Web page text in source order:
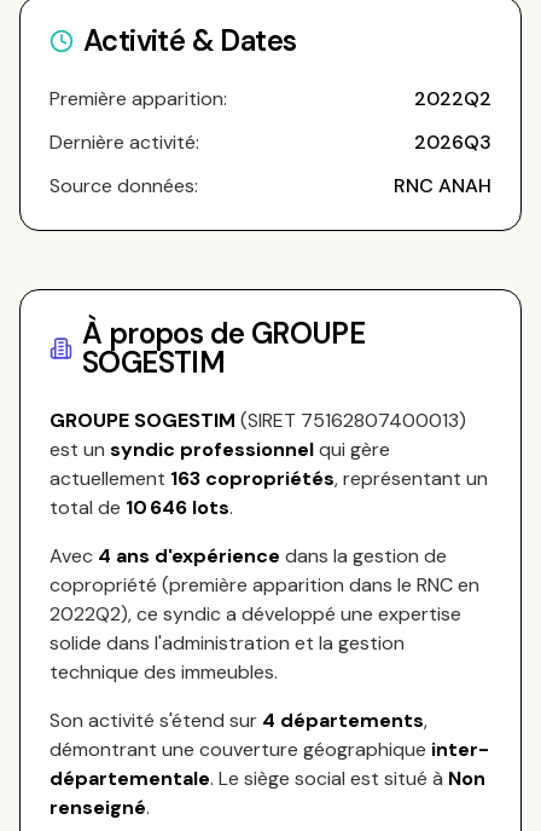
Activité & Dates
Première apparition:
2022Q2
Dernière activité:
2026Q3
Source données:
RNC ANAH
À propos de GROUPE
SOGESTIM
GROUPE SOGESTIM (SIRET 75162807400013)
est un syndic professionnelqui gère
actuellement 163 copropriétés, représentant un
total de 10 646 lots.
Avec 4 ans d'expérience dans la gestion de
copropriété (première apparition dans le RNC en
2022Q2), ce syndic a développé une expertise
solide dans l'administration et la gestion
technique des immeubles.
Son activité s'étend sur 4 départements,
démontrant une couverture géographique inter-
départementale. Le siège social est situé à Non
renseigné.